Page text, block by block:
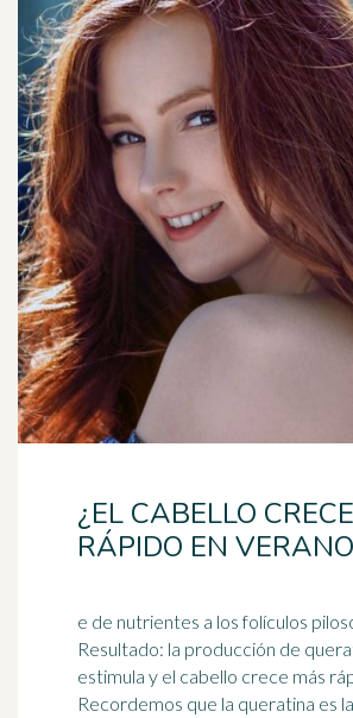
¿EL CABELLO
RÁPIDO EN
e de nutrientes a los folículos
Resultado: la producción de
estimula y el cabello crece más
Recordemos que la queratina es